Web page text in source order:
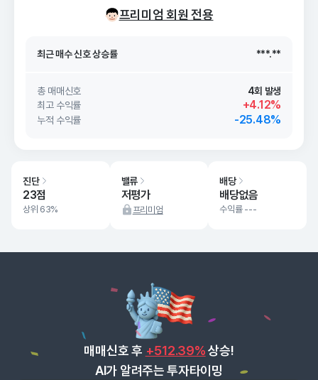
프리미엄 회원 전용
26. 08/09
최근 매수 신호 상승률 ***.**
최근 매수 신호 ***.**
총 매매신호
4회 발생
최고 수익률
+4.12%
누적 수익률 -25.48%
진단
23점
상위 63%
밸류
저평가
프리미엄
배당
배당없음
수익률 ---
매매신호 후 +512.39% 상승!
AI가 알려주는 투자타이밍